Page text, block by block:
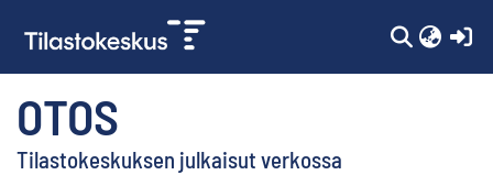
OTOS
Tilastokeskuksen julkaisut verkossa